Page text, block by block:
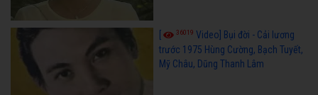
36019 Video] Bụi đời - Cải lương
trước 1975 Hùng Cường, Bạch Tuyết,
Mỹ Châu, Dũng Thanh Lâm